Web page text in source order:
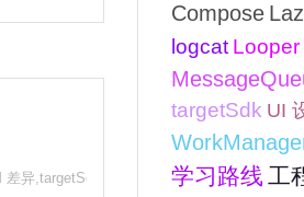
差异,targetSdk
Compose
logcat Looper
targetSdk UI
学习路线 工